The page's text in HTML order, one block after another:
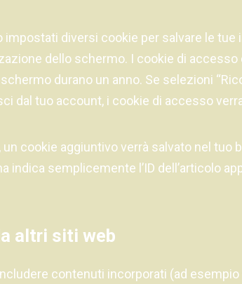
impostati diversi cookie per salvare le tue
dello schermo. I cookie di accesso
durano un anno. Se selezioni
dal tuo account, i cookie di accesso
cookie aggiuntivo verrà salvato nel tuo
indica semplicemente l’ID dell’articolo
altri siti web
contenuti incorporati (ad esempio